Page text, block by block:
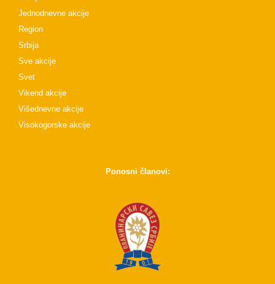
Jednodnevne akcije
Region
Srbija
Sve akcije
Svet
Vikend akcije
Višednevne akcije
Visokogorske akcije
Ponosni članovi: